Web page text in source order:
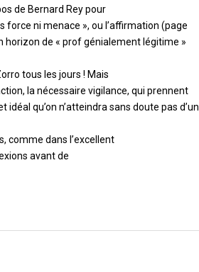
de Bernard Rey pour
force ni menace », ou l’affirmation (page
horizon de « prof génialement légitime »
tous les jours ! Mais
la nécessaire vigilance, qui prennent
qu’on n’atteindra sans doute pas d’un
comme dans l’excellent
avant de